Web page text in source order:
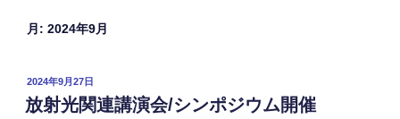
月: 2024年9月
投
稿
日:
2024年9月27日
放射光関連講演会/シンポジウム開催